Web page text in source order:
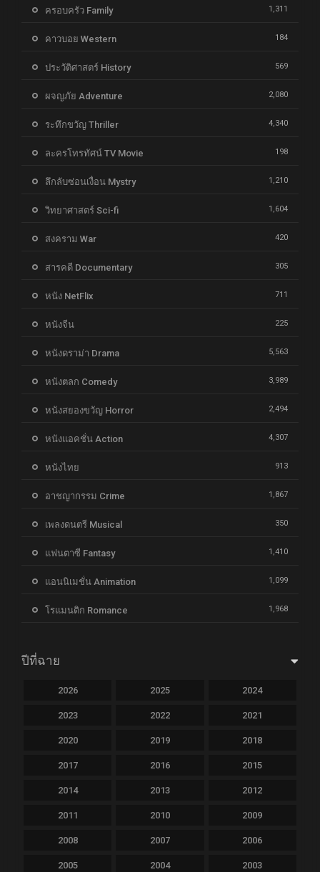
ครอบครัว Family 1,311
คาวบอย Western 184
ประวัติศาสตร์ History 569
ผจญภัย Adventure 2,080
ระทึกขวัญ Thriller 4,340
ละครโทรทัศน์ TV Movie 198
ลึกลับซ่อนเงื่อน Mystry 1,210
วิทยาศาสตร์ Sci-fi 1,604
สงคราม War 420
สารคดี Documentary 305
หนัง NetFlix 711
หนังจีน 225
หนังดราม่า Drama 5,563
หนังตลก Comedy 3,989
หนังสยองขวัญ Horror 2,494
หนังแอคชั่น Action 4,307
หนังไทย 913
อาชญากรรม Crime 1,867
เพลงดนตรี Musical 350
แฟนตาซี Fantasy 1,410
แอนนิเมชั่น Animation 1,099
โรแมนติก Romance 1,968
ปีที่ฉาย
2026 2025 2024
2023 2022 2021
2020 2019 2018
2017 2016 2015
2014 2013 2012
2011 2010 2009
2008 2007 2006
2005 2004 2003